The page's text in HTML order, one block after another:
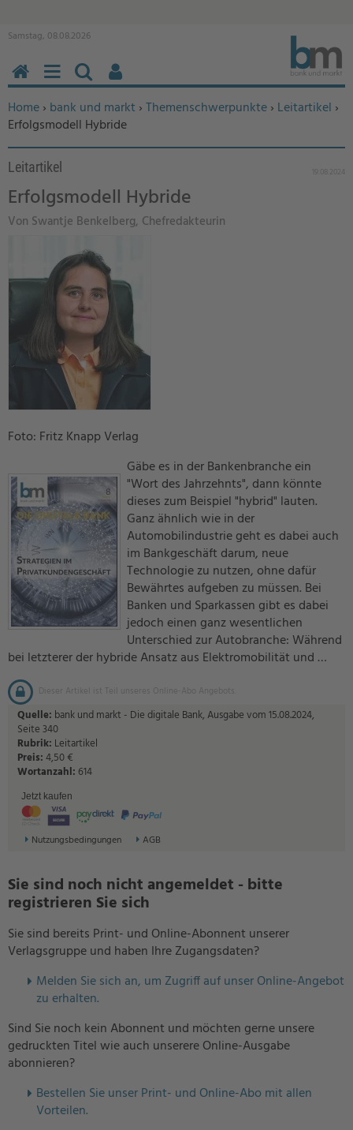
Samstag, 08.08.2026
Sie befinden sich hier:
Home› bank und markt ›Themenschwerpunkte› Leitartikel ›
Erfolgsmodell Hybride
Leitartikel 19.08.2024
Erfolgsmodell Hybride
Von Swantje Benkelberg, Chefredakteurin
Foto: Fritz Knapp Verlag
Gäbe es in der Bankenbranche ein
"Wort des Jahrzehnts", dann könnte
dieses zum Beispiel "hybrid" lauten.
Ganz ähnlich wie in der
Automobilindustrie geht es dabei auch
im Bankgeschäft darum, neue
Technologie zu nutzen, ohne dafür
Bewährtes aufgeben zu müssen. Bei
Banken und Sparkassen gibt es dabei
jedoch einen ganz wesentlichen
Unterschied zur Autobranche: Während
bei letzterer der hybride Ansatz aus Elektromobilität und …
Dieser Artikel ist Teil unseres Online-Abo Angebots.
Quelle: bank und markt - Die digitale Bank, Ausgabe vom 15.08.2024,
Seite 340
Rubrik: Leitartikel
Preis:4,50 €
Wortanzahl: 614
Jetzt kaufen
Nutzungsbedingungen AGB
Sie sind noch nicht angemeldet - bitte
registrieren Sie sich
Sie sind bereits Print- und Online-Abonnent unserer
Verlagsgruppe und haben Ihre Zugangsdaten?
Melden Sie sich an, um Zugriff auf unser Online-Angebot
zu erhalten.
Sind Sie noch kein Abonnent und möchten gerne unsere
gedruckten Titel wie auch unserere Online-Ausgabe
abonnieren?
Bestellen Sie unser Print- und Online-Abo mit allen
Vorteilen.
HOMEMENÜSUCHEN
BENUTZERFUNKTIONEN